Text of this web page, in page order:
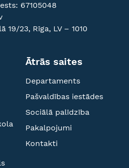
67105048
19/23, Rīga, LV – 1010
Ātrās saites
Departaments
Pašvaldības iestādes
Sociālā palīdzība
Pakalpojumi
Kontakti